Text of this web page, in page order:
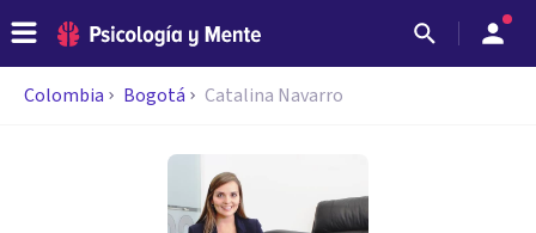
Colombia Bogotá Catalina Navarro